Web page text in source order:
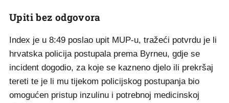
Upiti bez odgovora
Index je u 8:49 poslao upit MUP-u, tražeći potvrdu je li
hrvatska policija postupala prema Byrneu, gdje se
incident dogodio, za koje se kazneno djelo ili prekršaj
tereti te je li mu tijekom policijskog postupanja bio
omogućen pristup inzulinu i potrebnoj medicinskoj